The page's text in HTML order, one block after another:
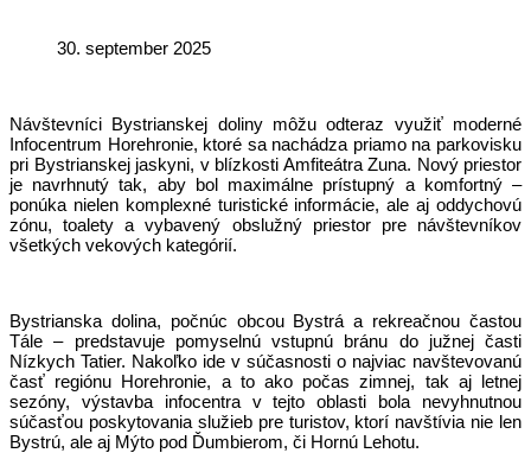
30. september 2025
Návštevníci Bystrianskej doliny môžu odteraz využiť moderné
Infocentrum Horehronie, ktoré sa nachádza priamo na parkovisku
pri Bystrianskej jaskyni, v blízkosti Amfiteátra Zuna. Nový priestor
je navrhnutý tak, aby bol maximálne prístupný a komfortný –
ponúka nielen komplexné turistické informácie, ale aj oddychovú
zónu, toalety a vybavený obslužný priestor pre návštevníkov
všetkých vekových kategórií.
Bystrianska dolina, počnúc obcou Bystrá a rekreačnou častou
Tále – predstavuje pomyselnú vstupnú bránu do južnej časti
Nízkych Tatier. Nakoľko ide v súčasnosti o najviac navštevovanú
časť regiónu Horehronie, a to ako počas zimnej, tak aj letnej
sezóny, výstavba infocentra v tejto oblasti bola nevyhnutnou
súčasťou poskytovania služieb pre turistov, ktorí navštívia nie len
Bystrú, ale aj Mýto pod Ďumbierom, či Hornú Lehotu.